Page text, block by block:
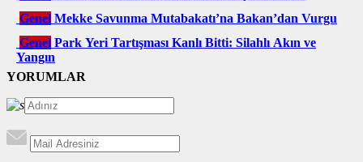
Genel Mekke Savunma Mutabakatı’na Bakan’dan Vurgu
Genel Park Yeri Tartışması Kanlı Bitti: Silahlı Akın ve
Yangın
YORUMLAR